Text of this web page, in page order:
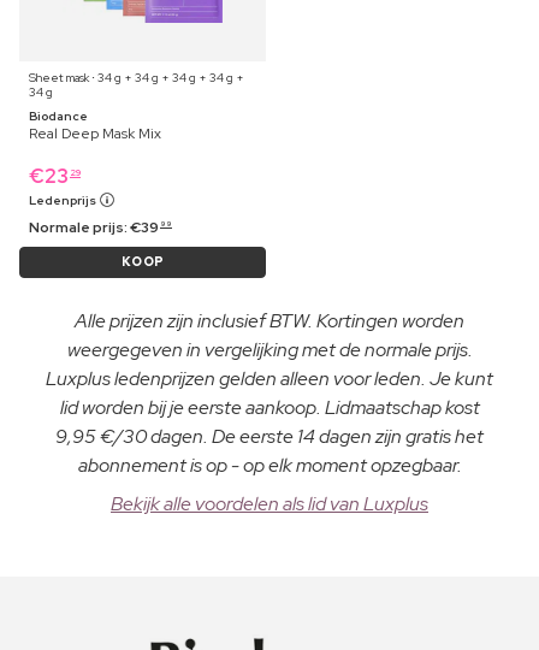
Sheet mask ⋅ 34 g + 34 g + 34 g + 34 g +
34 g
Biodance
Real Deep Mask Mix
€23 29
Ledenprijs
Normale prijs:€39 99
KOOP
Alle prijzen zijn inclusief BTW. Kortingen worden
weergegeven in vergelijking met de normale prijs.
Luxplus ledenprijzen gelden alleen voor leden. Je kunt
lid worden bij je eerste aankoop. Lidmaatschap kost
9,95 €/30 dagen. De eerste 14 dagen zijn gratis het
abonnement is op - op elk moment opzegbaar.
Bekijk alle voordelen als lid van Luxplus